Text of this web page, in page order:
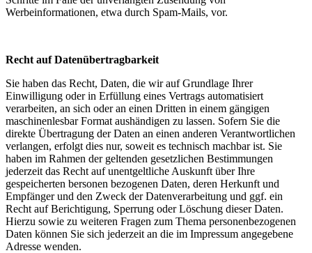
Werbeinformationen, etwa durch Spam-Mails, vor.
Recht auf Datenübertragbarkeit
Sie haben das Recht, Daten, die wir auf Grundlage Ihrer
Einwilligung oder in Erfüllung eines Vertrags automatisiert
verarbeiten, an sich oder an einen Dritten in einem gängigen
maschinenlesbar Format aushändigen zu lassen. Sofern Sie die
direkte Übertragung der Daten an einen anderen Verantwortlichen
verlangen, erfolgt dies nur, soweit es technisch machbar ist. Sie
haben im Rahmen der geltenden gesetzlichen Bestimmungen
jederzeit das Recht auf unentgeltliche Auskunft über Ihre
gespeicherten bersonen bezogenen Daten, deren Herkunft und
Empfänger und den Zweck der Datenverarbeitung und ggf. ein
Recht auf Berichtigung, Sperrung oder Löschung dieser Daten.
Hierzu sowie zu weiteren Fragen zum Thema personenbezogenen
Daten können Sie sich jederzeit an die im Impressum angegebene
Adresse wenden.